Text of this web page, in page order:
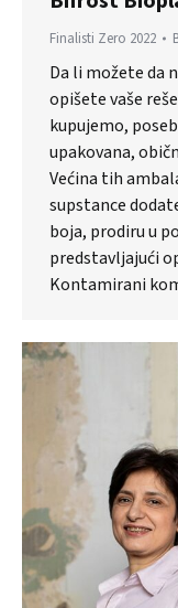
Finalisti Zero 2022
Da li možete da
opišete vaše
kupujemo,
upakovana,
Većina tih
supstance
boja, prodiru u
predstavljajući
Kontamirani